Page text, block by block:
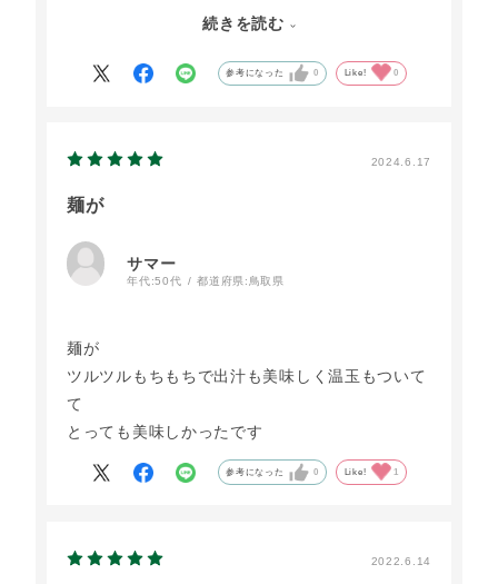
ンだったり、パン屋さんで買ったり、だし卵も美
メです
続きを読む
参考になった 0 Like! 0
2024.6.17
麺が
サマー
年代:50代 都道府県:鳥取県
麺が
ツルツルもちもちで出汁も美味しく温玉もついて
て
とっても美味しかったです
参考になった 0 Like! 1
2022.6.14